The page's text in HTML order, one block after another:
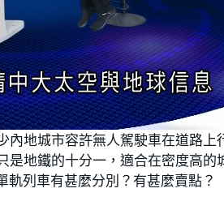
內地城市容許無人駕駛車在道路
地鐵的十分一，適合在密度高
列車有甚麼分別？有甚麼賣點？